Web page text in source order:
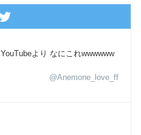
より なにこれwwwwww
@Anemone_love_ff